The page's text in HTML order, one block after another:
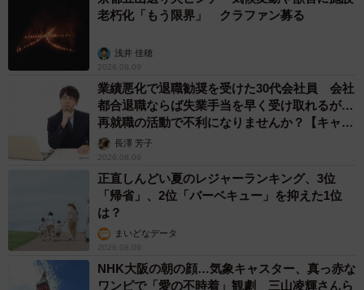
老朽化「もう限界」 クラファン募る
浅井 佳穂
2026.08.09
業績悪化で退職勧奨を受けた30代会社員 会社
都合退職ならば失業手当を早く受け取れるが…
再就職の活動で不利になりませんか？【キャリ
アカウンセラーが解説】
長澤 芳子
2026.08.09
正直しんどい夏のレジャーランキング、3位
「帰省」、2位「バーベキュー」を抑えた1位
は？
まいどなデータ
2026.08.09
NHK大阪の朝の顔…気象キャスター、真っ赤な
ワンピで「愛の不時着」観劇 三山凌輝さんら